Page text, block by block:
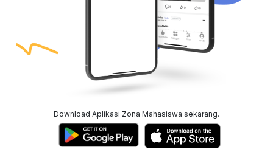
Download Aplikasi Zona Mahasiswa sekarang.